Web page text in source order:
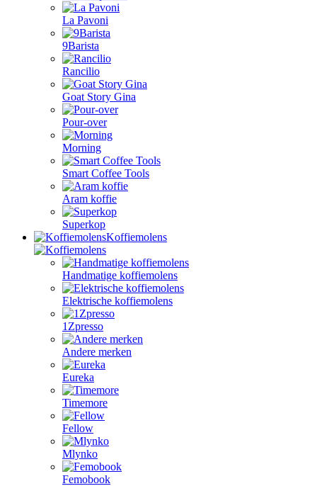
La Pavoni
9Barista
Rancilio
Goat Story Gina
Pour-over
Morning
Smart Coffee Tools
Aram koffie
Superkop
Koffiemolens
Handmatige koffiemolens
Elektrische koffiemolens
1Zpresso
Andere merken
Eureka
Timemore
Fellow
Mlynko
Femobook